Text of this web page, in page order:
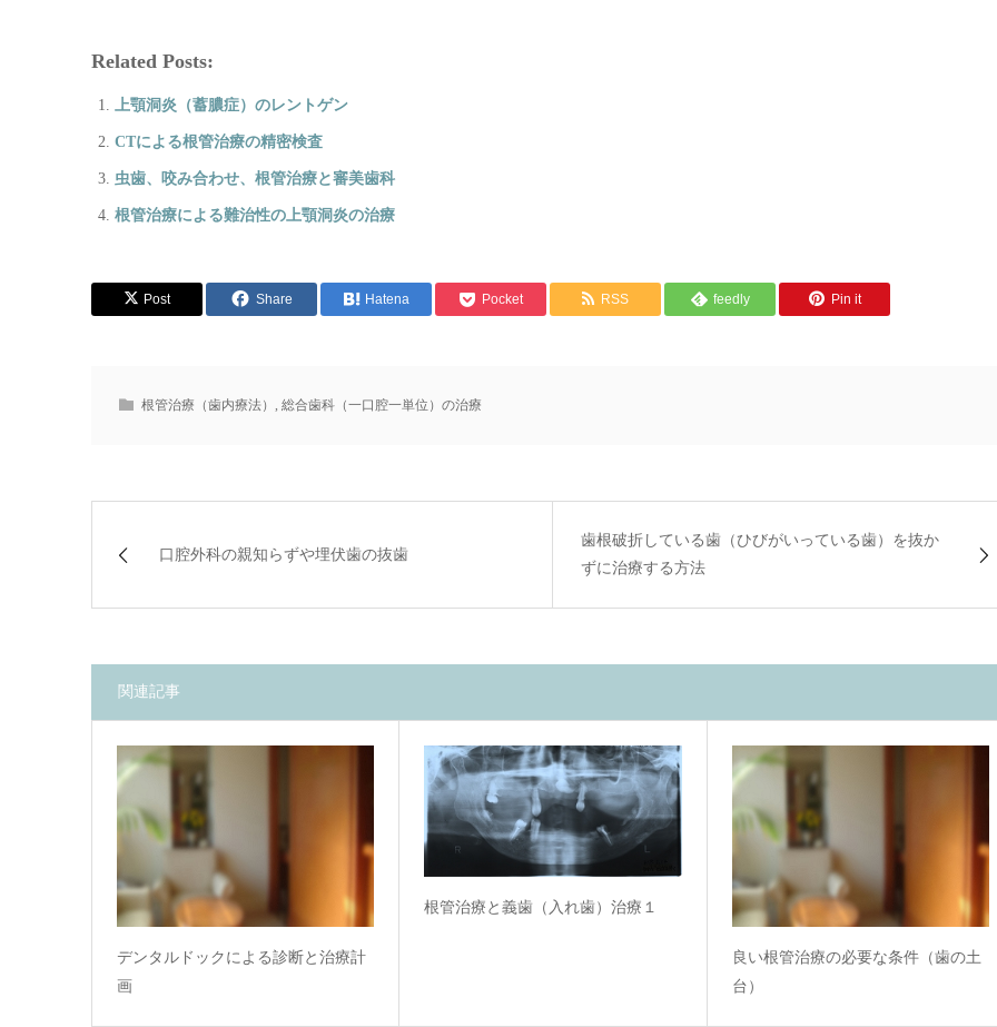
Related Posts:
上顎洞炎（蓄膿症）のレントゲン
CTによる根管治療の精密検査
虫歯、咬み合わせ、根管治療と審美歯科
根管治療による難治性の上顎洞炎の治療
Post Share Hatena Pocket RSS feedly Pin it
根管治療（歯内療法） 総合歯科（一口腔一単位）の治療
口腔外科の親知らずや埋伏歯の抜歯
歯根破折している歯（ひびがいっている歯）を抜か
ずに治療する方法
関連記事
デンタルドックによる診断と治療計
画
根管治療と義歯（入れ歯）治療１
良い根管治療の必要な条件（歯の土
台）